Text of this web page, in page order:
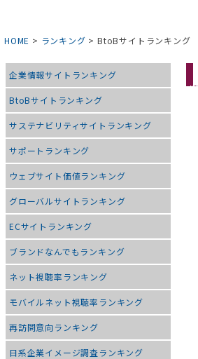
HOME > ランキング >BtoBサイトランキング
企業情報サイトランキング
BtoBサイトランキング
サステナビリティサイトランキング
サポートランキング
ウェブサイト価値ランキング
グローバルサイトランキング
ECサイトランキング
ブランドなんでもランキング
ネット視聴率ランキング
モバイルネット視聴率ランキング
再訪問意向ランキング
日系企業イメージ調査ランキング